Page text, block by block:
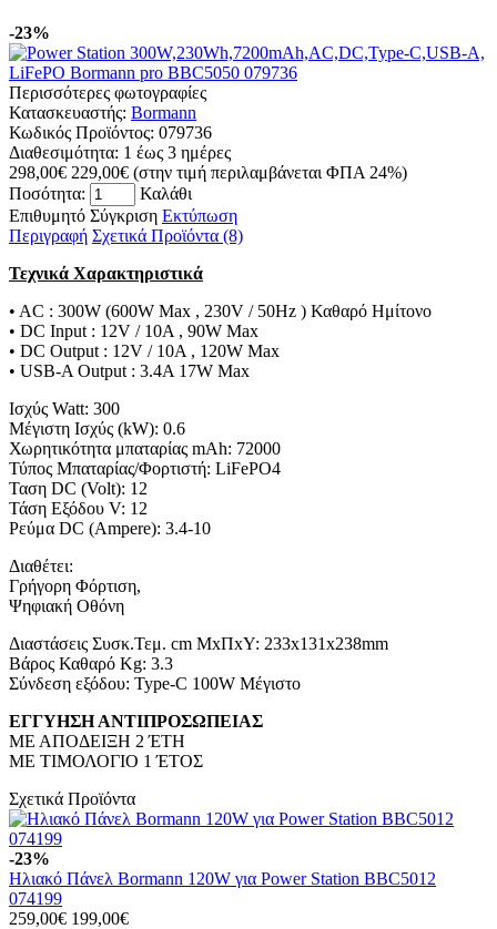
-23%
Περισσότερες φωτογραφίες
Κατασκευαστής: Bormann
Κωδικός Προϊόντος: 079736
Διαθεσιμότητα: 1 έως 3 ημέρες
298,00€ 229,00€ (στην τιμή περιλαμβάνεται ΦΠΑ 24%)
Ποσότητα:
Καλάθι
Επιθυμητό Σύγκριση Εκτύπωση
Περιγραφή Σχετικά Προϊόντα (8)
Τεχνικά Χαρακτηριστικά
• AC : 300W (600W Max , 230V / 50Hz ) Καθαρό Ημίτονο
• DC Input : 12V / 10A , 90W Max
• DC Output : 12V / 10A , 120W Max
• USB-A Output : 3.4A 17W Max
Ισχύς Watt: 300
Μέγιστη Ισχύς (kW): 0.6
Χωρητικότητα μπαταρίας mAh: 72000
Τύπος Μπαταρίας/Φορτιστή: LiFePO4
Ταση DC (Volt): 12
Τάση Εξόδου V: 12
Ρεύμα DC (Ampere): 3.4-10
Διαθέτει:
Γρήγορη Φόρτιση,
Ψηφιακή Οθόνη
Διαστάσεις Συσκ.Τεμ. cm ΜxΠxΥ: 233x131x238mm
Βάρος Καθαρό Kg: 3.3
Σύνδεση εξόδου: Type-C 100W Mέγιστο
ΕΓΓΥΗΣΗ ΑΝΤΙΠΡΟΣΩΠΕΙΑΣ
ΜΕ ΑΠΟΔΕΙΞΗ 2 ΈΤΗ
ΜΕ ΤΙΜΟΛΟΓΙΟ 1 ΈΤΟΣ
Σχετικά Προϊόντα
-23%
Ηλιακό Πάνελ Bormann 120W για Power Station BBC5012
074199
259,00€ 199,00€